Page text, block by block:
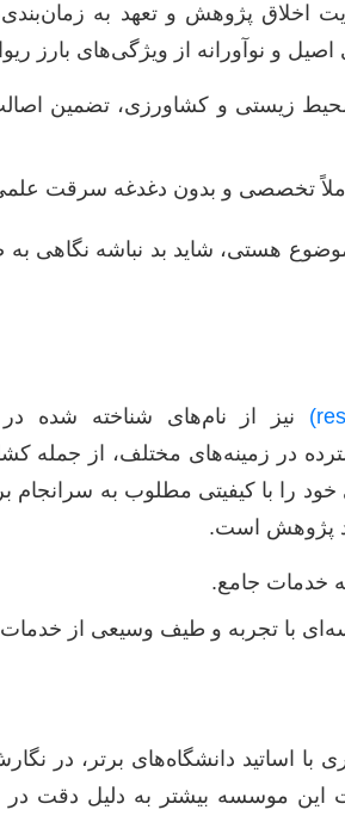
اخلاق پژوهش و تعهد به
و نوآورانه از ویژگی‌های بارز
زیستی و کشاورزی، تضمین
کاملاً تخصصی و بدون دغدغه سرقت
نیز از نام‌های شناخته شده
در زمینه‌های مختلف، از جمله
را با کیفیتی مطلوب به سرانجام
پژوهش است.
خدمات جامع.
با تجربه و طیف وسیعی از
اساتید دانشگاه‌های برتر، در
موسسه بیشتر به دلیل دقت در